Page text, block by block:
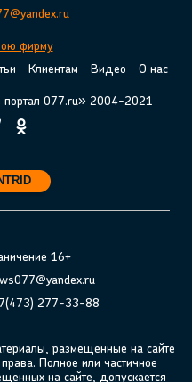
фирму
Клиентам Видео О нас
портал 077.ru» 2004-2021
16+
277-33-88
размещенные на сайте
Полное или частичное
на сайте, допускается